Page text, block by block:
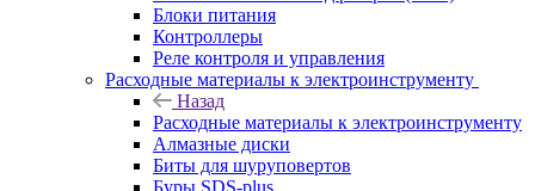
Блоки питания
Контроллеры
Реле контроля и управления
Расходные материалы к электроинструменту
Назад
Расходные материалы к электроинструменту
Алмазные диски
Биты для шуруповертов
Буры SDS-plus